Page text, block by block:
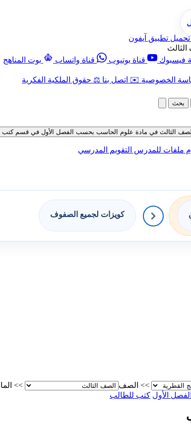
تحميل تطبيق آيفون
فيسبوك قناة يوتيوب قناة واتساب
بوت المناهج
الخصوصية ✉️ اتصل بنا ⚖️ حقوق الملكية الفكرية
بحث
الثالث في مادة علوم الحاسب بحسب الفصل الأول في قسم كتب للطالب
ملفات للمدرس التقويم المدرسي
كويزات لجميع الصفوف
>> الصف >>
الفصل الأول كتب للطالب